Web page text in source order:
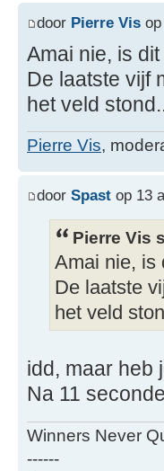
door Pierre Vis
Amai nie, is
De laatste vijf
het veld
Pierre Vis,
door Spast op 13
Pierre Vis
Amai nie, is
De laatste
het veld
idd, maar heb
Na 11
Winners Never
------